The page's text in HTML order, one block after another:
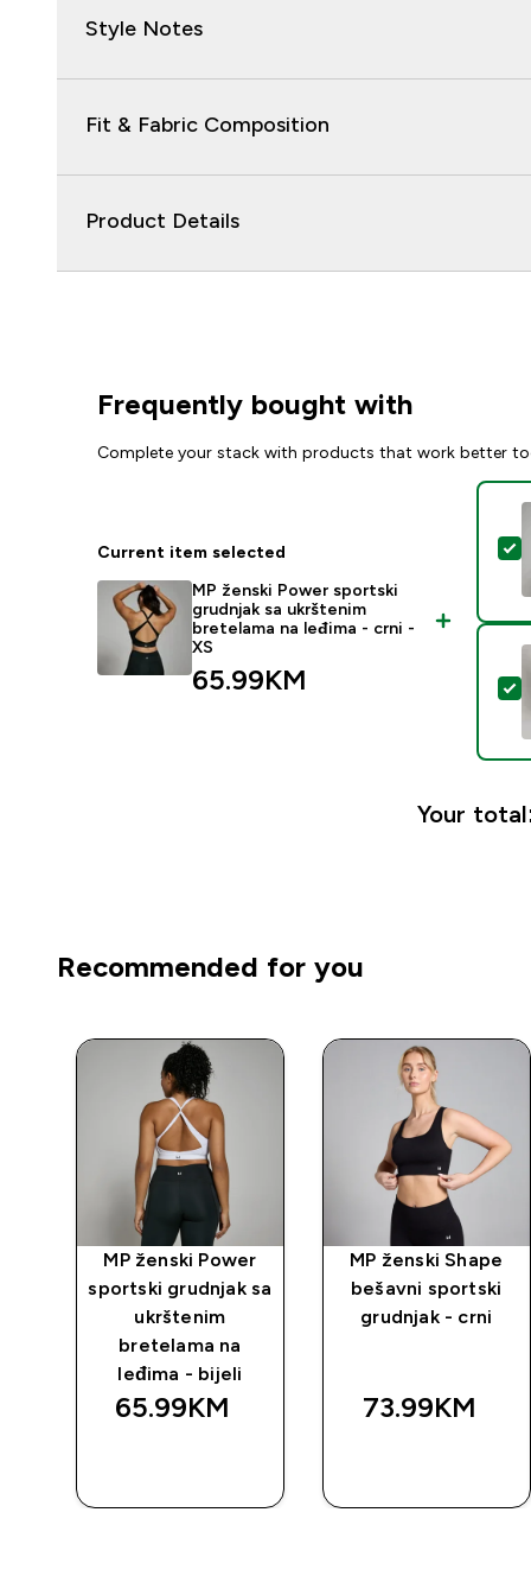
Style Notes
Fit & Fabric Composition
Product Details
Frequently bought with
Complete your stack with products that work better
Current item selected
MP ženski Power sportski
grudnjak sa ukrštenim
bretelama na leđima - crni -
XS
65.99KM‎
Your
Recommended for you
MP ženski Power
sportski grudnjak sa
ukrštenim
bretelama na
leđima - bijeli
65.99KM‎
MP ženski Shape
bešavni sportski
grudnjak - crni
73.99KM‎